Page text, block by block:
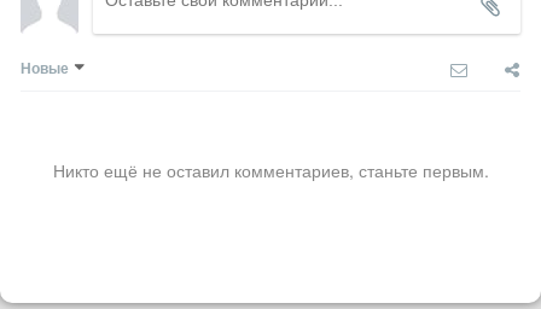
Новые
Никто ещё не оставил комментариев, станьте первым.